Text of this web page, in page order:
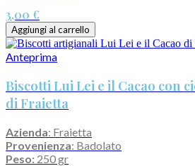
3,00 €
Aggiungi al carrello
Anteprima
Biscotti Lui Lei e il Cacao con
di Fraietta
Azienda: Fraietta
Provenienza: Badolato
Peso: 250 gr